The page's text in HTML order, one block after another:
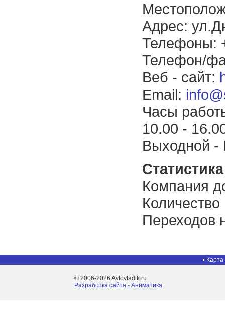
Адрес:
Телефоны:
Телефон/
Веб - сайт:
Email:
Часы
10.00 -
Выходной -
Компания
Переходов
Карта
© 2006-2026 Avtovladik.ru
Разработка сайта - Aниматика